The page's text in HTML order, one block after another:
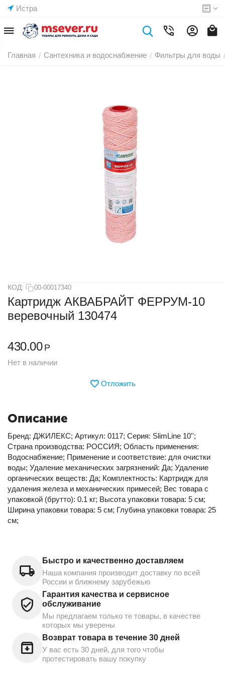
Истра
Главная / Сантехника и водоснабжение / Фильтры для воды /
КОД: 00-00017340
Картридж АКВАБРАЙТ ФЕРРУМ-10
веревочный 130474
430.00 Р
Нет в наличии
Отложить
Описание
Бренд: ДЖИЛЕКС; Артикул: 0117; Серия: SlimLine 10'';
Страна производства: РОССИЯ; Область применения:
Водоснабжение; Применение и соответствие: для очистки
воды; Удаление механических загрязнений: Да; Удаление
органических веществ: Да; Комплектность: Картридж для
удаления железа и механических примесей; Вес товара с
упаковкой (брутто): 0.1 кг; Высота упаковки товара: 5 см;
Ширина упаковки товара: 5 см; Глубина упаковки товара: 25
см;
Быстро и качественно доставляем
Наша компания производит доставку по всей
России и ближнему зарубежью
Гарантия качества и сервисное
обслуживание
Мы предлагаем только те товары, в качестве
которых мы уверены
Возврат товара в течение 30 дней
У вас есть 30 дней, для того чтобы
протестировать вашу покупку